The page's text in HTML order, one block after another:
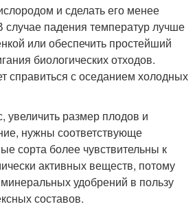
и сделать его менее
падения температур лучше
или обеспечить простейший
биологических отходов.
справиться с оседанием холодных
увеличить размер плодов и
нужны соответствующе
сорта более чувствительны к
активных веществ, потому
удобрений в пользу
составов.